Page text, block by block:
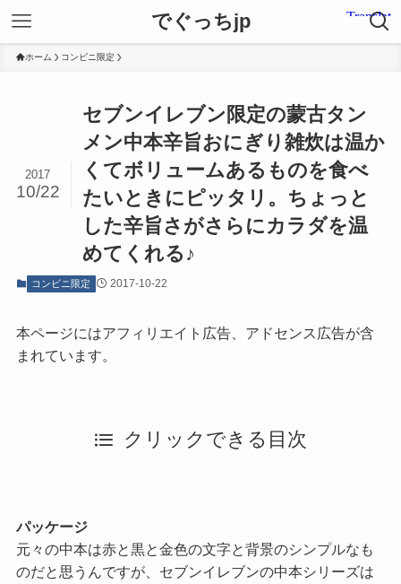
でぐっちjp
ホーム コンビニ限定
セブンイレブン限定の蒙古タン
メン中本辛旨おにぎり雑炊は温か
くてボリュームあるものを食べ
たいときにピッタリ。ちょっと
した辛旨さがさらにカラダを温
めてくれる♪
2017
10/22
コンビニ限定 2017-10-22
本ページにはアフィリエイト広告、アドセンス広告が含
まれています。
クリックできる目次
パッケージ
元々の中本は赤と黒と金色の文字と背景のシンプルなも
のだと思うんですが、セブンイレブンの中本シリーズは